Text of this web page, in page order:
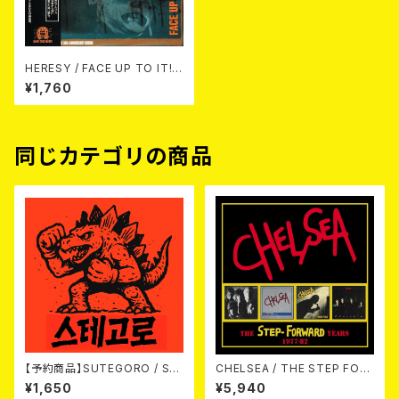
HERESY / FACE UP TO IT! E
XPANDED 30TH ANNIVERS
ARY EDITION(CD)
¥1,760
同じカテゴリの商品
【予約商品】SUTEGORO / ST
REET BATTLE (CD)【8月8日
発売】
¥1,650
CHELSEA / THE STEP FOR
WARD YEARS 1977-82 4CD
¥5,940